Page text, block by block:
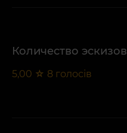
Количество эскизов
5,00 ☆ 8 голосів